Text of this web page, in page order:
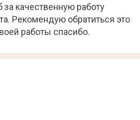
качественную работу
Рекомендую обратиться это
работы спасибо.